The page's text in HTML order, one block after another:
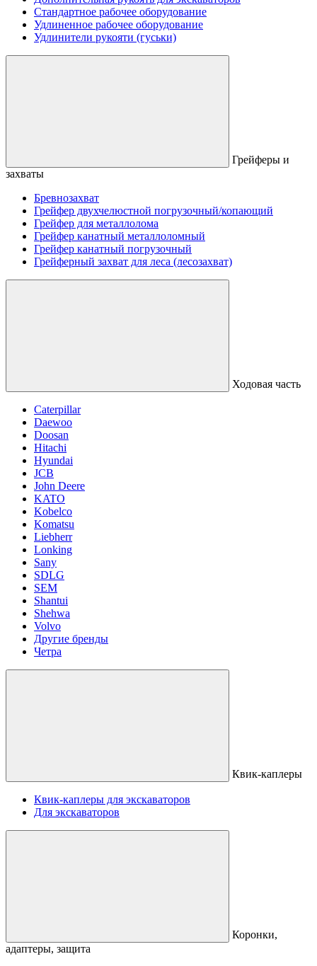
Стандартное рабочее оборудование
Удлиненное рабочее оборудование
Удлинители рукояти (гуськи)
Грейферы и
захваты
Бревнозахват
Грейфер двухчелюстной погрузочный/копающий
Грейфер для металлолома
Грейфер канатный металлоломный
Грейфер канатный погрузочный
Грейферный захват для леса (лесозахват)
Ходовая часть
Caterpillar
Daewoo
Doosan
Hitachi
Hyundai
JCB
John Deere
KATO
Kobelco
Komatsu
Liebherr
Lonking
Sany
SDLG
SEM
Shantui
Shehwa
Volvo
Другие бренды
Четра
Квик-каплеры
Квик-каплеры для экскаваторов
Для экскаваторов
Коронки,
адаптеры, защита